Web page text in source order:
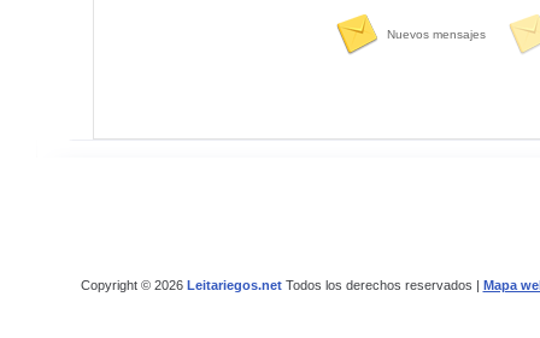
Nuevos mensajes
Copyright © 2026 Leitariegos.netTodos los derechos reservados | Mapa